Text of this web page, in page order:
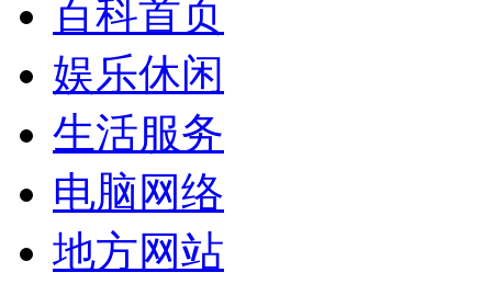
百科首页
娱乐休闲
生活服务
电脑网络
地方网站